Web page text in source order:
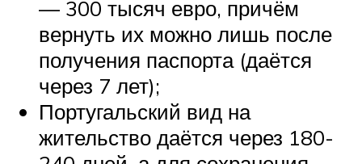
— 300 тысяч евро, причём
вернуть их можно лишь после
получения паспорта (даётся
через 7 лет);
Португальский вид на
жительство даётся через 180-